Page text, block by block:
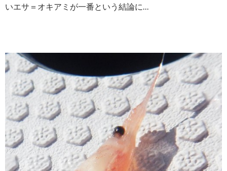
いエサ＝オキアミが一番という結論に…